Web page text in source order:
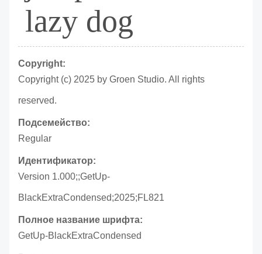
lazy dog
Copyright:
Copyright (c) 2025 by Groen Studio. All rights
reserved.
Подсемейство:
Regular
Идентификатор:
Version 1.000;;GetUp-
BlackExtraCondensed;2025;FL821
Полное название шрифта:
GetUp-BlackExtraCondensed